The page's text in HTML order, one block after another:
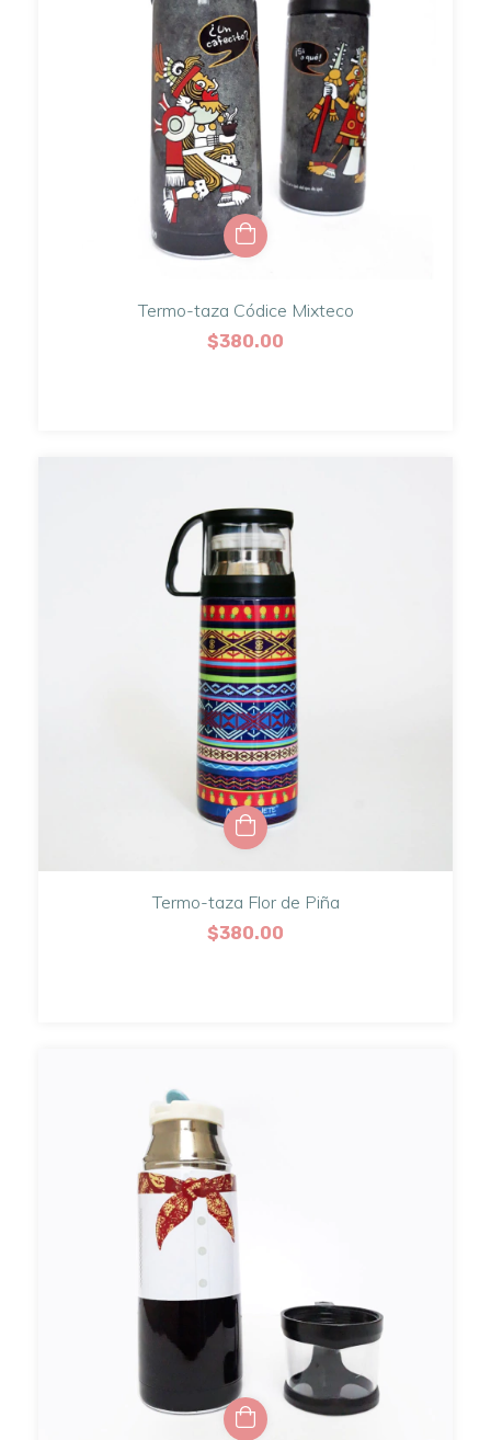
Termo-taza Códice Mixteco
$380.00
Termo-taza Flor de Piña
$380.00